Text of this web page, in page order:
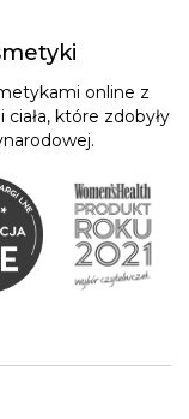
online z
które zdobyły